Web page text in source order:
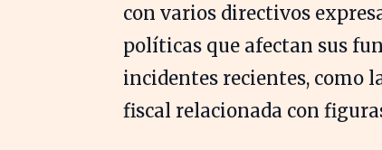
con varios directivos
políticas que afectan sus
incidentes recientes, como
fiscal relacionada con